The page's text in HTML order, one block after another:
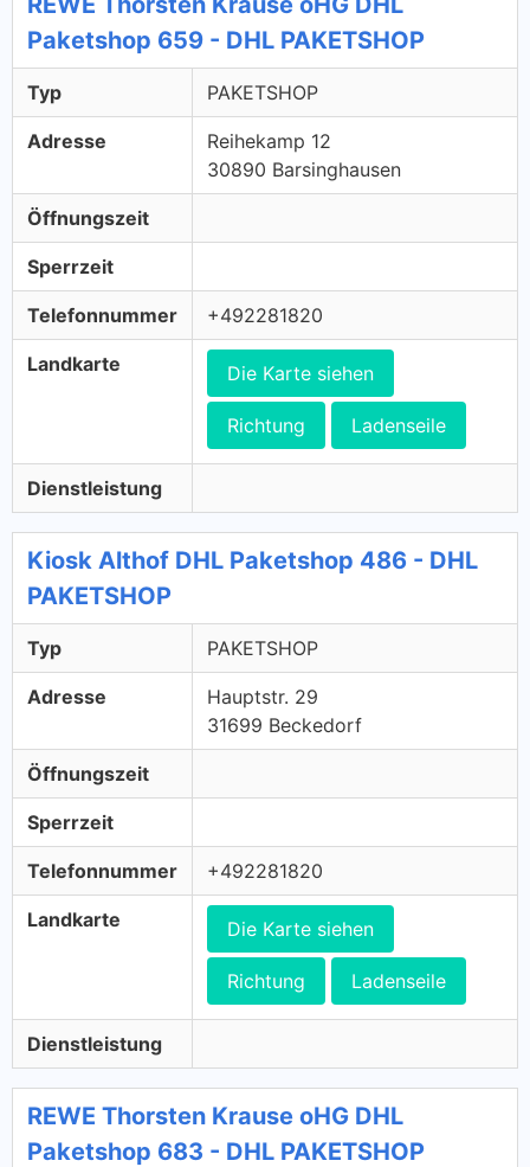
Paketshop 659 - DHL PAKETSHOP
Typ PAKETSHOP
Adresse
Reihekamp 12
30890 Barsinghausen
Öffnungszeit
Sperrzeit
Telefonnummer +492281820
Landkarte Die Karte siehen
Richtung Ladenseile
Dienstleistung
Kiosk Althof DHL Paketshop 486 - DHL
PAKETSHOP
Typ PAKETSHOP
Adresse
Hauptstr. 29
31699 Beckedorf
Öffnungszeit
Sperrzeit
Telefonnummer +492281820
Landkarte Die Karte siehen
Richtung Ladenseile
Dienstleistung
REWE Thorsten Krause oHG DHL
Paketshop 683 - DHL PAKETSHOP